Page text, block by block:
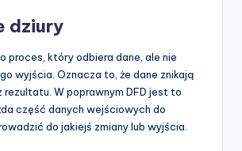
dziury
proces, który odbiera dane, ale nie
wyjścia. Oznacza to, że dane znikają
rezultatu. W poprawnym DFD jest to
część danych wejściowych do
do jakiejś zmiany lub wyjścia.